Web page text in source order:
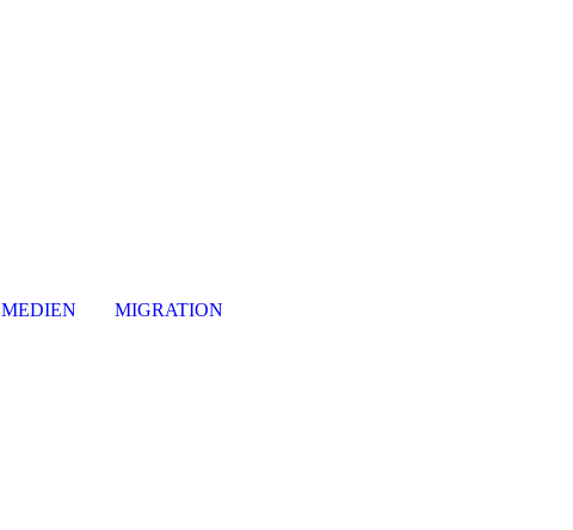
MEDIEN
MIGRATION